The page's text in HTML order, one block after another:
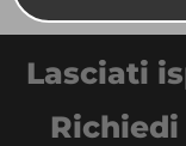
Lasciati